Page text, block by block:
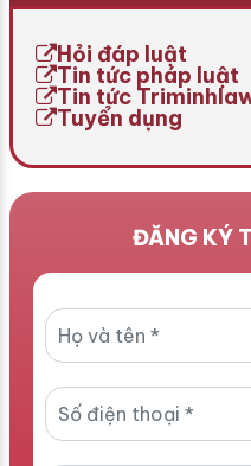
cung cấp dịch vụ trò chơi
không thực hiện […]
Hỏi đáp luật
Tin tức pháp luật
Tin tức
Tuyển dụng
ĐĂNG KÝ